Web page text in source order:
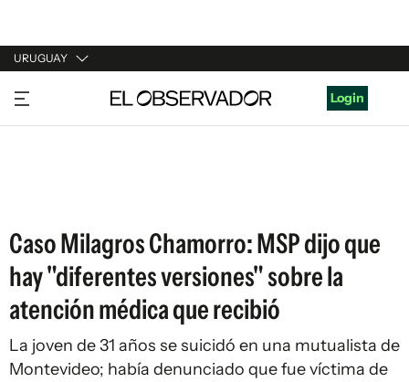
URUGUAY
URUGUAY
ARGENTINA
Login
Caso Milagros Chamorro: MSP dijo que
hay "diferentes versiones" sobre la
atención médica que recibió
La joven de 31 años se suicidó en una mutualista de
Montevideo; había denunciado que fue víctima de